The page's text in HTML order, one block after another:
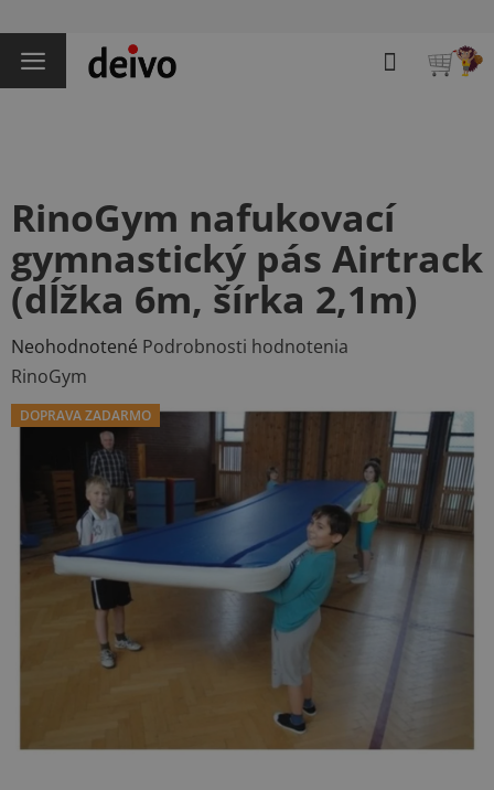
na
obsah
Hľadať
RinoGym nafukovací
gymnastický pás Airtrack
(dĺžka 6m, šírka 2,1m)
Priemerné
hodnotenie
produktu
je
hviezdičiek.
Neohodnotené Podrobnosti hodnotenia
RinoGym
DOPRAVA ZADARMO